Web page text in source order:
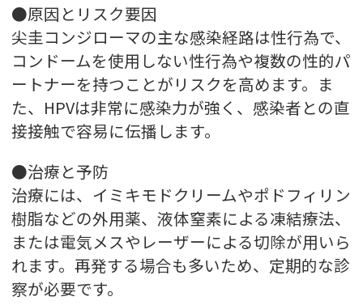
●原因とリスク要因
尖圭コンジローマの主な感染経路は性行為で、
コンドームを使用しない性行為や複数の性的パ
ートナーを持つことがリスクを高めます。ま
た、HPVは非常に感染力が強く、感染者との直
接接触で容易に伝播します。
●治療と予防
治療には、イミキモドクリームやポドフィリン
樹脂などの外用薬、液体窒素による凍結療法、
または電気メスやレーザーによる切除が用いら
れます。再発する場合も多いため、定期的な診
察が必要です。